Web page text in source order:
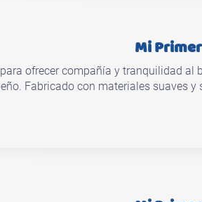
Mi
ofrecer compañía y tranquilidad al
Fabricado con materiales suaves